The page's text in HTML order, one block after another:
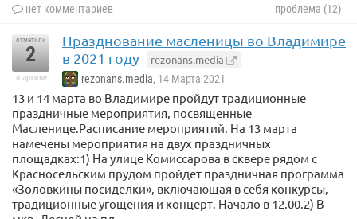
нет комментариев проблема (12)
отметили
2
в архиве
Празднование масленицы во Владимире
в 2021 году
rezonans.media
rezonans.media, 14 Марта 2021
13 и 14 марта во Владимире пройдут традиционные
праздничные мероприятия, посвященные
Масленице.Расписание мероприятий. На 13 марта
намечены мероприятия на двух праздничных
площадках:1) На улице Комиссарова в сквере рядом с
Красносельским прудом пройдет праздничная программа
«Золовкины посиделки», включающая в себя конкурсы,
традиционные угощения и концерт. Начало в 12.00.2) В